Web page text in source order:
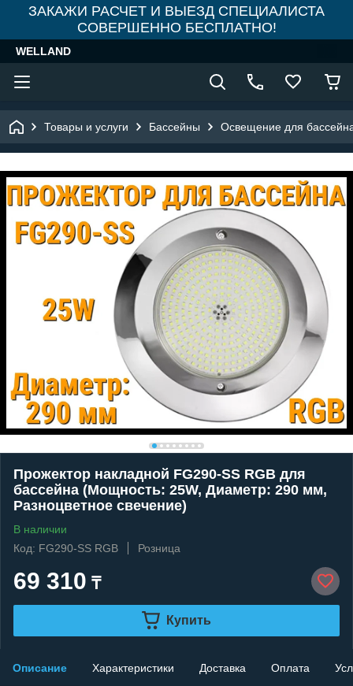
ЗАКАЖИ РАСЧЕТ И ВЫЕЗД СПЕЦИАЛИСТА
СОВЕРШЕННО БЕСПЛАТНО!
WELLAND
Товары и услуги Бассейны Освещение для
Прожектор накладной FG290-SS RGB для
бассейна (Мощность: 25W, Диаметр: 290 мм,
Разноцветное свечение)
В наличии
Код: FG290-SS RGB
Розница
69 310 ₸
Купить
Описание Характеристики Доставка Оплата